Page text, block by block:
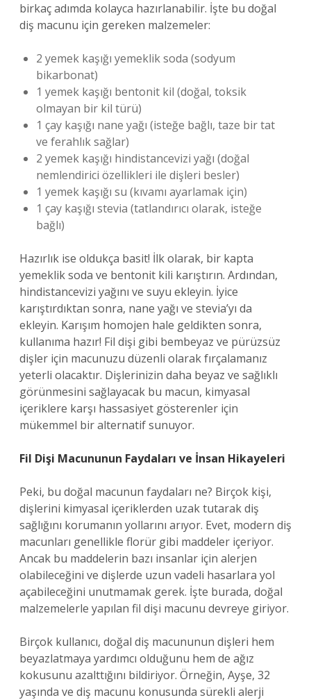
birkaç adımda kolayca hazırlanabilir. İşte bu doğal
diş macunu için gereken malzemeler:
2 yemek kaşığı yemeklik soda (sodyum
bikarbonat)
1 yemek kaşığı bentonit kil (doğal, toksik
olmayan bir kil türü)
1 çay kaşığı nane yağı (isteğe bağlı, taze bir tat
ve ferahlık sağlar)
2 yemek kaşığı hindistancevizi yağı (doğal
nemlendirici özellikleri ile dişleri besler)
1 yemek kaşığı su (kıvamı ayarlamak için)
1 çay kaşığı stevia (tatlandırıcı olarak, isteğe
bağlı)
Hazırlık ise oldukça basit! İlk olarak, bir kapta
yemeklik soda ve bentonit kili karıştırın. Ardından,
hindistancevizi yağını ve suyu ekleyin. İyice
karıştırdıktan sonra, nane yağı ve stevia’yı da
ekleyin. Karışım homojen hale geldikten sonra,
kullanıma hazır! Fil dişi gibi bembeyaz ve pürüzsüz
dişler için macunuzu düzenli olarak fırçalamanız
yeterli olacaktır. Dişlerinizin daha beyaz ve sağlıklı
görünmesini sağlayacak bu macun, kimyasal
içeriklere karşı hassasiyet gösterenler için
mükemmel bir alternatif sunuyor.
Fil Dişi Macununun Faydaları ve İnsan Hikayeleri
Peki, bu doğal macunun faydaları ne? Birçok kişi,
dişlerini kimyasal içeriklerden uzak tutarak diş
sağlığını korumanın yollarını arıyor. Evet, modern diş
macunları genellikle florür gibi maddeler içeriyor.
Ancak bu maddelerin bazı insanlar için alerjen
olabileceğini ve dişlerde uzun vadeli hasarlara yol
açabileceğini unutmamak gerek. İşte burada, doğal
malzemelerle yapılan fil dişi macunu devreye giriyor.
Birçok kullanıcı, doğal diş macununun dişleri hem
beyazlatmaya yardımcı olduğunu hem de ağız
kokusunu azalttığını bildiriyor. Örneğin, Ayşe, 32
yaşında ve diş macunu konusunda sürekli alerji